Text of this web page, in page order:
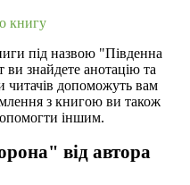
книгу
під назвою "Південна
ви знайдете анотацію та
читачів допоможуть вам
з книгою ви також
іншим.
від автора